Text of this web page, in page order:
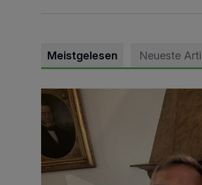
Meistgelesen Neueste
„Loss dir nix jefalle“ in 7 Tage 1 Song